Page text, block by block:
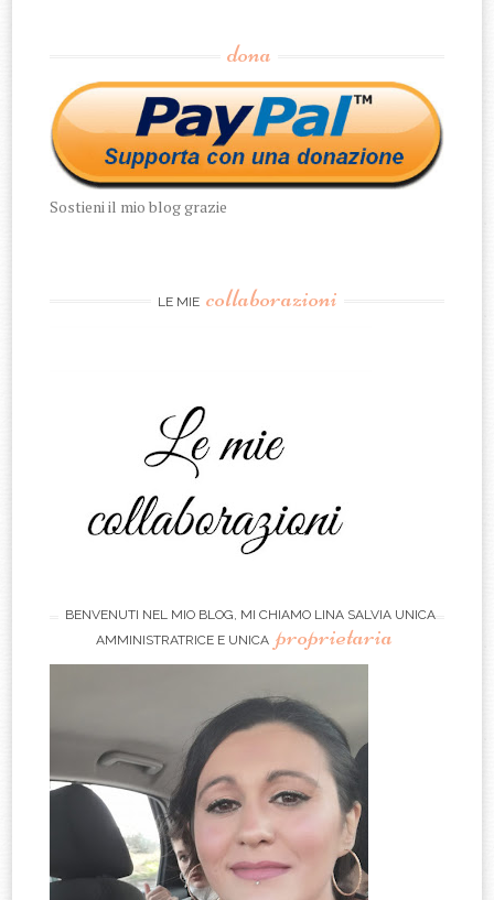
dona
Sostieni il mio blog grazie
LE MIE collaborazioni
BENVENUTI NEL MIO BLOG, MI CHIAMO LINA SALVIA UNICA
AMMINISTRATRICE E UNICA proprietaria